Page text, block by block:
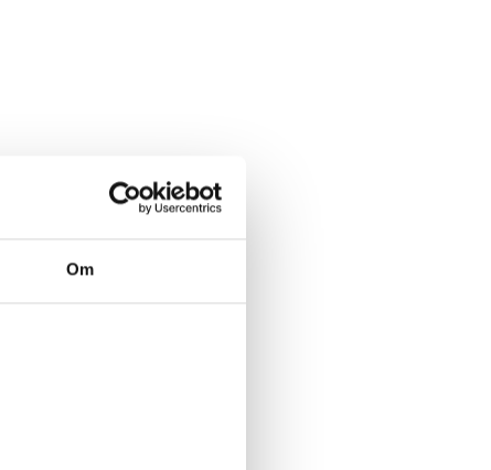
Om
mange udviklingsmuligheder og det stærke sociale
fællesskab på tværs af afdelinger.